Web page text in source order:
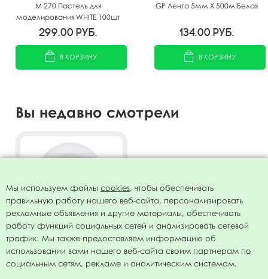
M 270 Пастель для
моделирования WHITE 100шт
299.00 руб.
В КОРЗИНУ
GP Лента 5мм X 500м Белая
134.00 руб.
В КОРЗИНУ
Вы недавно смотрели
Воздушный шар 5"/13см
Перламутр WHITE 072 100шт
Мы используем файлы cookies, чтобы обеспечивать
правильную работу нашего веб-сайта, персонализировать
рекламные объявления и другие материалы, обеспечивать
работу функций социальных сетей и анализировать сетевой
трафик. Мы также предоставляем информацию об
использовании вами нашего веб-сайта своим партнерам по
социальным сетям, рекламе и аналитическим системам.